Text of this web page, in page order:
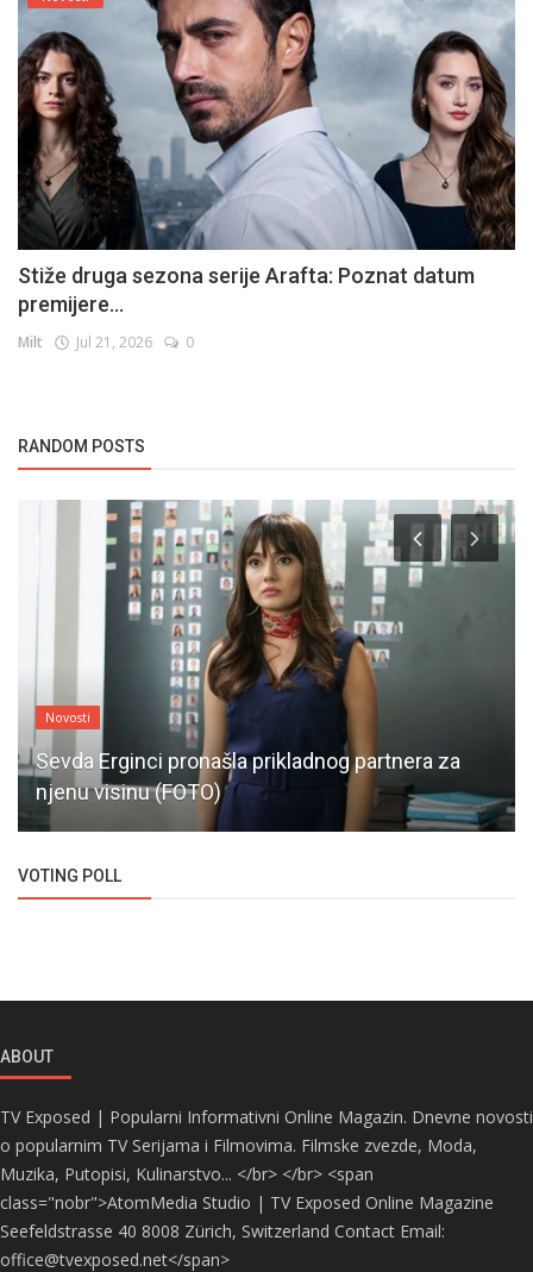
Stiže druga sezona serije Arafta: Poznat datum
premijere...
Milt Jul 21, 2026 0
RANDOM POSTS
Novosti
Sevda Erginci pronašla prikladnog partnera za
njenu visinu (FOTO)
VOTING POLL
ABOUT
TV Exposed | Popularni Informativni Online Magazin. Dnevne novosti
o popularnim TV Serijama i Filmovima. Filmske zvezde, Moda,
Muzika, Putopisi, Kulinarstvo... </br> </br> <span
class="nobr">AtomMedia Studio | TV Exposed Online Magazine
Seefeldstrasse 40 8008 Zürich, Switzerland Contact Email:
office@tvexposed.net</span>